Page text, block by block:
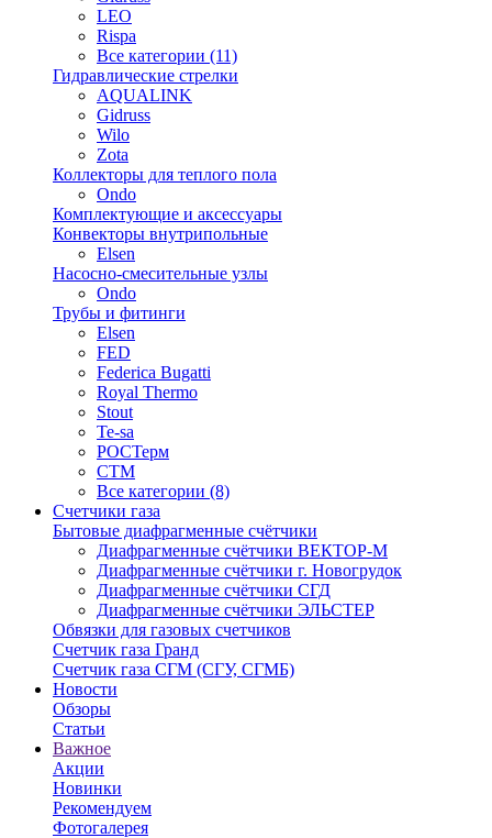
LEO
Rispa
Все категории (11)
Гидравлические стрелки
AQUALINK
Gidruss
Wilo
Zota
Коллекторы для теплого пола
Ondo
Комплектующие и аксессуары
Конвекторы внутрипольные
Elsen
Насосно-смесительные узлы
Ondo
Трубы и фитинги
Elsen
FED
Federica Bugatti
Royal Thermo
Stout
Te-sa
РОСТерм
СТМ
Все категории (8)
Счетчики газа
Бытовые диафрагменные счётчики
Диафрагменные счётчики ВЕКТОР-М
Диафрагменные счётчики г. Новогрудок
Диафрагменные счётчики СГД
Диафрагменные счётчики ЭЛЬСТЕР
Обвязки для газовых счетчиков
Счетчик газа Гранд
Счетчик газа СГМ (СГУ, СГМБ)
Новости
Обзоры
Статьи
Важное
Акции
Новинки
Рекомендуем
Фотогалерея